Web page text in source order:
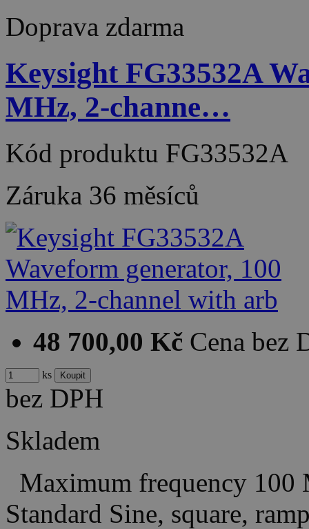
Doprava zdarma
Keysight FG33532A
MHz, 2-channe…
Kód produktu FG33532A
Záruka 36 měsíců
48 700,00 Kč Cena bez
ks
bez DPH
Skladem
Maximum frequency
Standard Sine, square,